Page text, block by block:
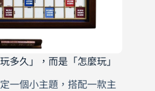
多久」，而是「怎麼玩」
一個小主題，搭配一款主